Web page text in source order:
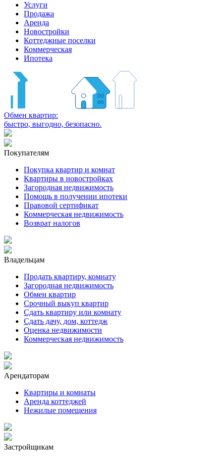
Услуги
Продажа
Аренда
Новостройки
Коттеджные поселки
Коммерческая
Ипотека
Обмен квартир:
быстро, выгодно, безопасно.
Покупателям
Покупка квартир и комнат
Квартиры в новостройках
Загородная недвижимость
Помощь в получении ипотеки
Правовой сертификат
Коммерческая недвижимость
Возврат налогов
Владельцам
Продать квартиру, комнату
Загородная недвижимость
Обмен квартир
Срочный выкуп квартир
Сдать квартиру или комнату
Сдать дачу, дом, коттедж
Оценка недвижимости
Коммерческая недвижимость
Арендаторам
Квартиры и комнаты
Аренда коттеджей
Нежилые помещения
Застройщикам